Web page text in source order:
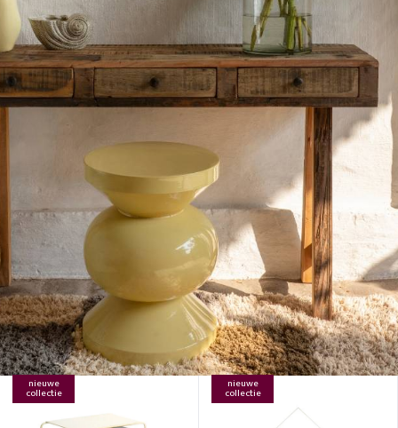
nieuwe
collectie
nieuwe
collectie